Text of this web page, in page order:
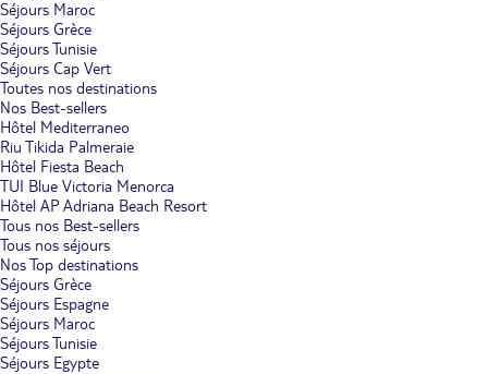
Séjours Maroc
Séjours Grèce
Séjours Tunisie
Séjours Cap Vert
Toutes nos destinations
Nos Best-sellers
Hôtel Mediterraneo
Riu Tikida Palmeraie
Hôtel Fiesta Beach
TUI Blue Victoria Menorca
Hôtel AP Adriana Beach Resort
Tous nos Best-sellers
Tous nos séjours
Nos Top destinations
Séjours Grèce
Séjours Espagne
Séjours Maroc
Séjours Tunisie
Séjours Egypte